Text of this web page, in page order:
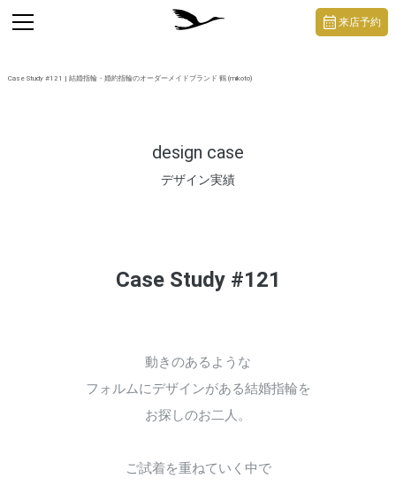
Case Study #121 | 結婚指輪・婚約指輪のオーダーメイドブランド 鶴 (mikoto)
design case
デザイン実績
toggle
navigation
来店予約
Case Study #121
動きのあるような
フォルムにデザインがある結婚指輪を
お探しのお二人。
ご試着を重ねていく中で